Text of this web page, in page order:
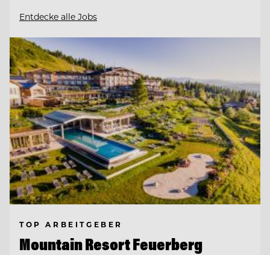
Entdecke alle Jobs
TOP ARBEITGEBER
Mountain Resort Feuerberg